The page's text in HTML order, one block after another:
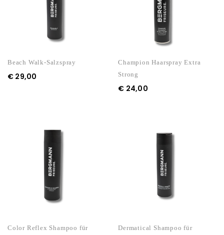
Beach Walk-Salzspray
€ 29,00
Champion Haarspray Extra
Strong
€ 24,00
Color Reflex Shampoo für
Dermatical Shampoo für